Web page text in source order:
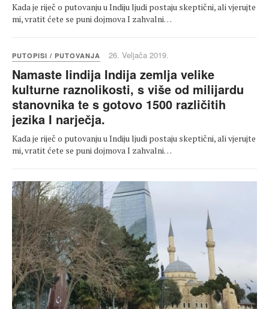
Kada je riječ o putovanju u Indiju ljudi postaju skeptični, ali vjerujte
mi, vratit ćete se puni dojmova I zahvalni…
PUTOPISI / PUTOVANJA 26. Veljača 2019.
Namaste Iindija Indija zemlja velike
kulturne raznolikosti, s više od milijardu
stanovnika te s gotovo 1500 različitih
jezika I narječja.
Kada je riječ o putovanju u Indiju ljudi postaju skeptični, ali vjerujte
mi, vratit ćete se puni dojmova I zahvalni…